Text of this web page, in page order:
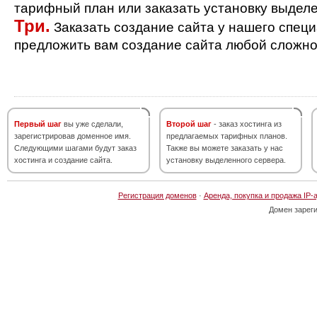
тарифный план или заказать установку
Три. Заказать создание сайта у нашего
предложить вам создание сайта любой
Первый шаг вы уже сделали,
зарегистрировав доменное имя.
Следующими шагами будут заказ
хостинга и создание сайта.
Второй шаг - заказ хостинга из
предлагаемых тарифных планов.
Также вы можете заказать у нас
установку выделенного сервера.
Регистрация доменов· Аренда, покупка и продажа IP-
Домен